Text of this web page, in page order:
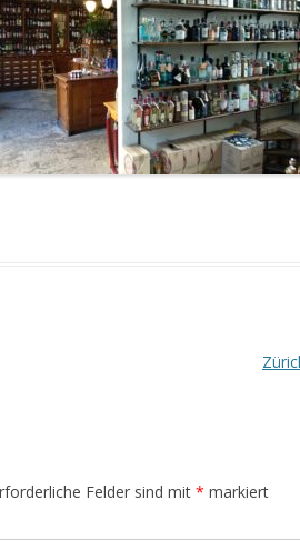
Felder sind mit * markiert